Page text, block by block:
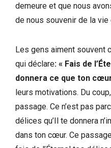
demeure et que nous
de nous souvenir de la vie
Les gens aiment souvent
qui déclare: « Fais de
donnera ce que ton
leurs motivations. Du
passage. Ce n’est pas
délices qu’Il te donnera
dans ton cœur. Ce